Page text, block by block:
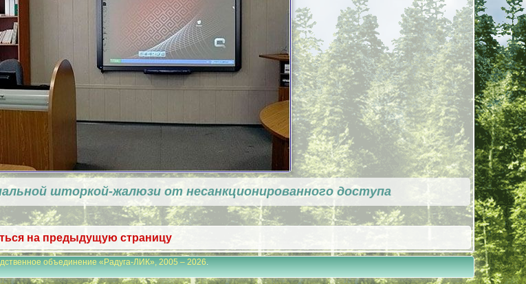
шторкой-жалюзи от несанкционированного доступа
на предыдущую страницу
объединение «Радуга-ЛИК», 2005 – 2026.